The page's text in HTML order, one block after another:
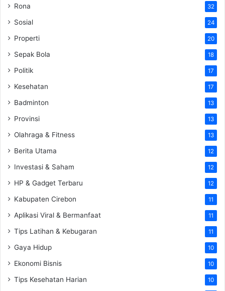
Rona 32
Sosial 24
Properti 20
Sepak Bola 18
Politik 17
Kesehatan 17
Badminton 13
Provinsi 13
Olahraga & Fitness 13
Berita Utama 12
Investasi & Saham 12
HP & Gadget Terbaru 12
Kabupaten Cirebon 11
Aplikasi Viral & Bermanfaat 11
Tips Latihan & Kebugaran 11
Gaya Hidup 10
Ekonomi Bisnis 10
Tips Kesehatan Harian 10